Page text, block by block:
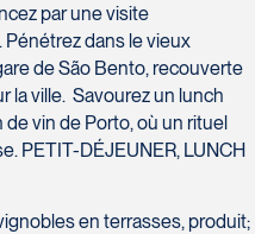
par une visite
Pénétrez dans le vieux
de São Bento, recouverte
la ville. Savourez un lunch
vin de Porto, où un rituel
PETIT-DÉJEUNER, LUNCH
en terrasses, produit;